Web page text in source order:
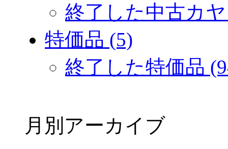
終了した中古カ
特価品 (5)
終了した特価品
月別アーカイブ